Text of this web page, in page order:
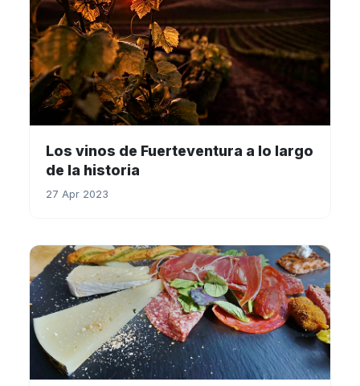
Los vinos de Fuerteventura a lo largo
de la historia
27 Apr 2023